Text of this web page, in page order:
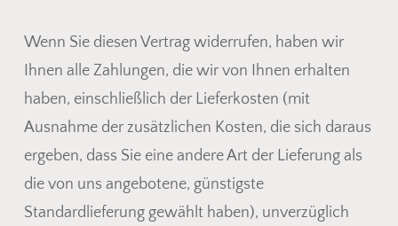
Wenn Sie diesen Vertrag widerrufen, haben wir
Ihnen alle Zahlungen, die wir von Ihnen erhalten
haben, einschließlich der Lieferkosten (mit
Ausnahme der zusätzlichen Kosten, die sich daraus
ergeben, dass Sie eine andere Art der Lieferung als
die von uns angebotene, günstigste
Standardlieferung gewählt haben), unverzüglich